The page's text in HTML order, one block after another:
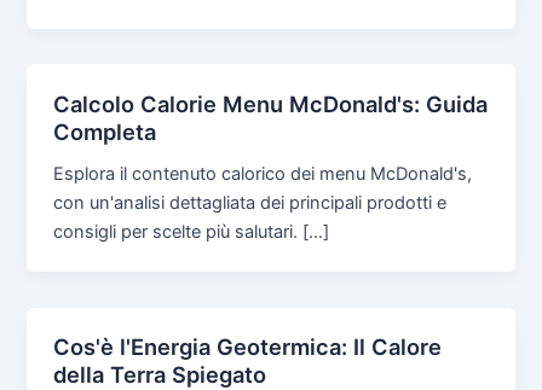
Calcolo Calorie Menu McDonald's: Guida
Completa
Esplora il contenuto calorico dei menu McDonald's,
con un'analisi dettagliata dei principali prodotti e
consigli per scelte più salutari. […]
Cos'è l'Energia Geotermica: Il Calore
della Terra Spiegato